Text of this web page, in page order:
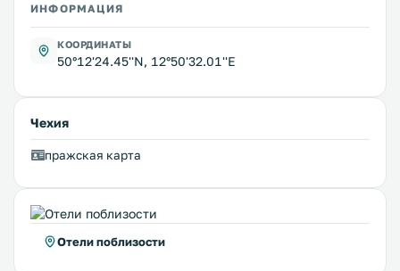
ИНФОРМАЦИЯ
КООРДИНАТЫ
50°12'24.45''N, 12°50'32.01''E
Чехия
пражская карта
Отели поблизости